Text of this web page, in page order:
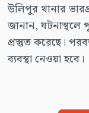
উলিপুর থানার
জানান, ঘটনাস্থলে
প্রস্তুত করেছে।
ব্যবস্থা নেওয়া হবে।